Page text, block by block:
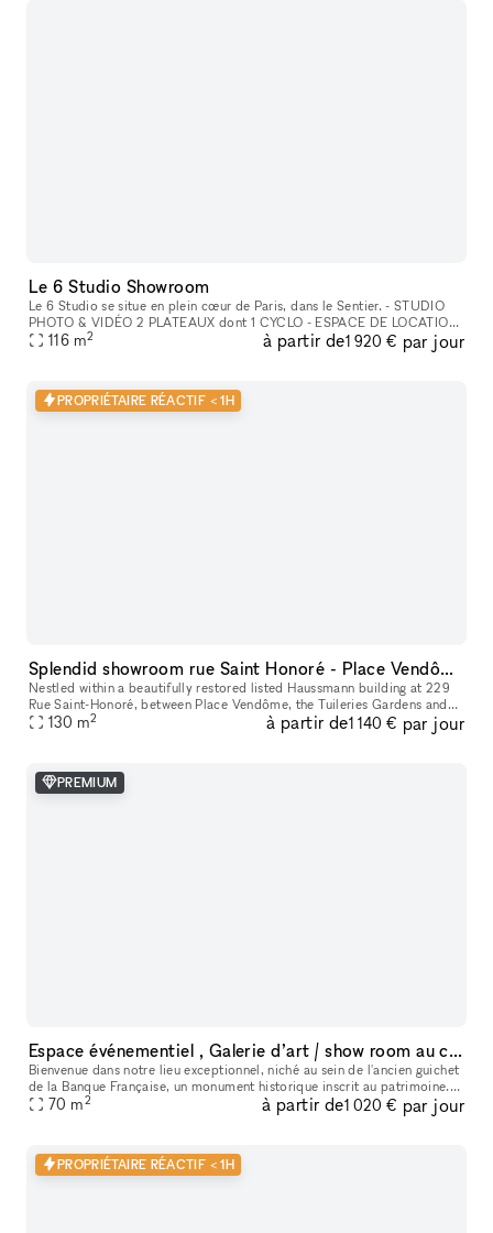
Le 6 Studio Showroom
Le 6 Studio se situe en plein cœur de Paris, dans le Sentier. - STUDIO
PHOTO & VIDÉO 2 PLATEAUX dont 1 CYCLO - ESPACE DE LOCATION
POUR SHOWROOMS / EXPOSITIONS / CASTINGS
116 m2 à partir de1 920 € par jour
PROPRIÉTAIRE RÉACTIF < 1H
Splendid showroom rue Saint Honoré - Place Vendôme, in the heart of Paris fashion & culture district.
Nestled within a beautifully restored listed Haussmann building at 229
Rue Saint-Honoré, between Place Vendôme, the Tuileries Gardens and
the Louvre, 229LAB offers one of Paris' most prestigious addr
130 m2 à partir de1 140 € par jour
PREMIUM
Espace événementiel , Galerie d’art / show room au cœur de Paris
Bienvenue dans notre lieu exceptionnel, niché au sein de l'ancien guichet
de la Banque Française, un monument historique inscrit au patrimoine.
Cet espace polyvalent offre une variété d'options pour
70 m2 à partir de1 020 € par jour
PROPRIÉTAIRE RÉACTIF < 1H